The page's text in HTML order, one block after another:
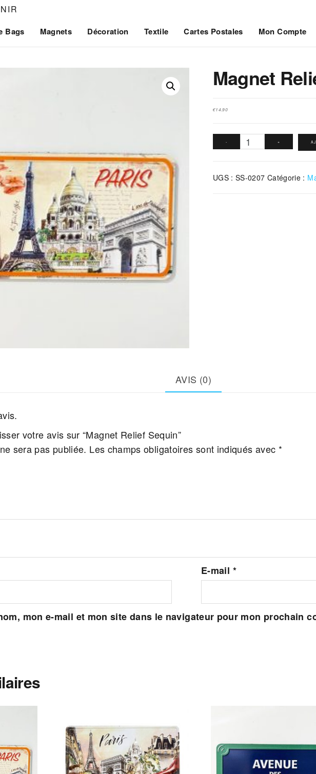
Bags Magnets Décoration Textile Cartes Postales Mon Compte
Magnet
€14.90
-
quantité
Relief
+
UGS : SS-0207 Catégorie :
AVIS (0)
votre avis sur “Magnet Relief Sequin”
sera pas publiée. Les champs obligatoires sont indiqués avec *
E-mail *
mon e-mail et mon site dans le navigateur pour mon prochain